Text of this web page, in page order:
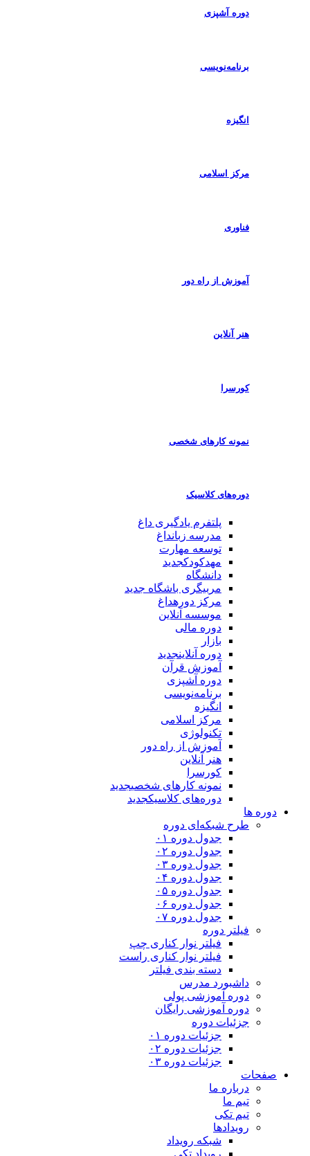
دوره آشپزی
برنامه‌نویسی
مرکز اسلامی
فناوری
آموزش از راه دور
هنر آنلاین
کورسرا
نمونه کارهای شخصی
دوره‌های کلاسیک
پلتفرم یادگیریداغ
مدرسه زبانداغ
توسعه مهارت
مهدکودکجدید
دانشگاه
مربیگری باشگاهجدید
مرکز دوره داغ
موسسه آنلاین
دوره مالی
بازار
دوره آنلاین جدید
آموزش قرآن
دوره آشپزی
برنامه‌نویسی
انگیزه
مرکز اسلامی
تکنولوژی
آموزش از راه دور
هنر آنلاین
کورسرا
نمونه کارهای شخصیجدید
دوره‌های کلاسیکجدید
دوره ها
طرح شبکه‌ای دوره
جدول دوره ۰۱
جدول دوره ۰۲
جدول دوره ۰۳
جدول دوره ۰۴
جدول دوره ۰۵
جدول دوره ۰۶
جدول دوره ۰۷
فیلتر دوره
فیلتر نوار کناری چپ
فیلتر نوار کناری راست
دسته بندی فیلتر
داشبورد مدرس
دوره آموزشی پولی
دوره آموزشی رایگان
جزئیات دوره
جزئیات دوره ۰۱
جزئیات دوره ۰۲
جزئیات دوره ۰۳
صفحات
درباره ما
تیم ما
تیم تکی
رویدادها
شبکه رویداد
رویداد تکی